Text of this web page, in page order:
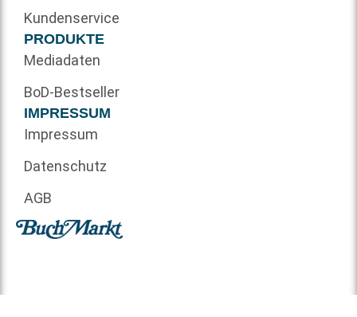
Kundenservice
PRODUKTE
Mediadaten
BoD-Bestseller
IMPRESSUM
Impressum
Datenschutz
AGB